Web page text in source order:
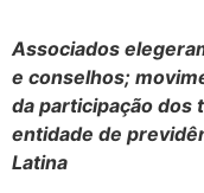
Associados
e conselhos;
da participação dos
entidade de
Latina